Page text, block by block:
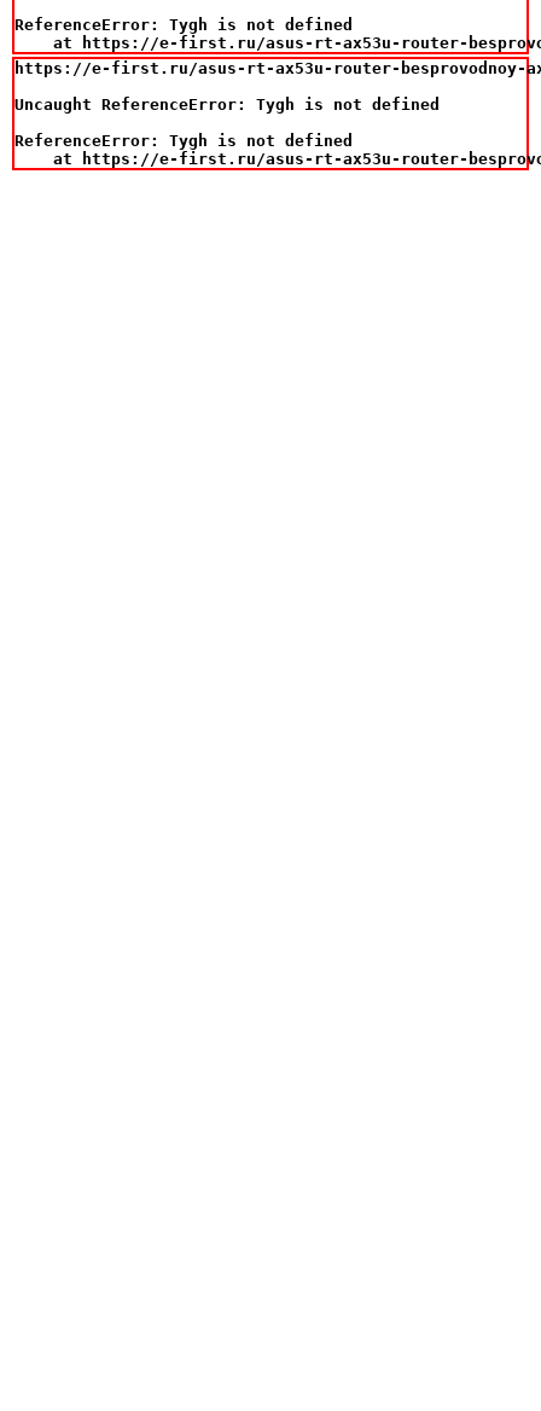
ReferenceError: Tygh is not defined
at https://e-first.ru/asus-rt-ax53u-router-
https://e-first.ru/asus-rt-ax53u-router-besprovodnoy-
Uncaught ReferenceError: Tygh is not defined
ReferenceError: Tygh is not defined
at https://e-first.ru/asus-rt-ax53u-router-